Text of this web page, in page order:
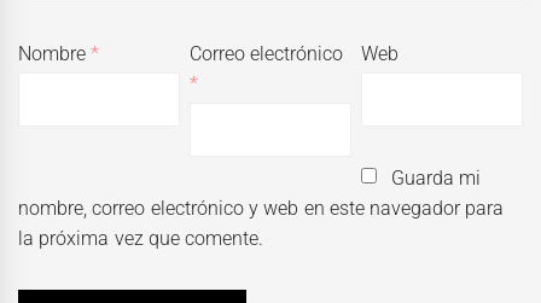
Nombre*
Correo electrónico
*
Web
Guarda mi
nombre, correo electrónico y web en este navegador para
la próxima vez que comente.